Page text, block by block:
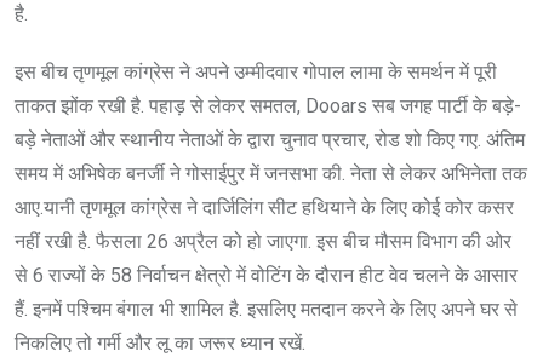
है.
इस बीच तृणमूल कांग्रेस ने अपने उम्मीदवार गोपाल लामा के समर्थन में पूरी
ताकत झोंक रखी है. पहाड़ से लेकर समतल, Dooars सब जगह पार्टी के बड़े-
बड़े नेताओं और स्थानीय नेताओं के द्वारा चुनाव प्रचार, रोड शो किए गए. अंतिम
समय में अभिषेक बनर्जी ने गोसाईपुर में जनसभा की. नेता से लेकर अभिनेता तक
आए.यानी तृणमूल कांग्रेस ने दार्जिलिंग सीट हथियाने के लिए कोई कोर कसर
नहीं रखी है. फैसला 26 अप्रैल को हो जाएगा. इस बीच मौसम विभाग की ओर
से 6 राज्यों के 58 निर्वाचन क्षेत्रो में वोटिंग के दौरान हीट वेव चलने के आसार
हैं. इनमें पश्चिम बंगाल भी शामिल है. इसलिए मतदान करने के लिए अपने घर से
निकलिए तो गर्मी और लू का जरूर ध्यान रखें.